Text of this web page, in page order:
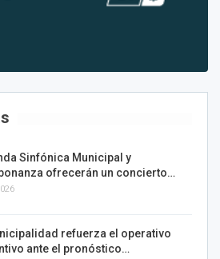
Sinfónica Municipal y
ofrecerán un concierto…
refuerza el operativo
ante el pronóstico…